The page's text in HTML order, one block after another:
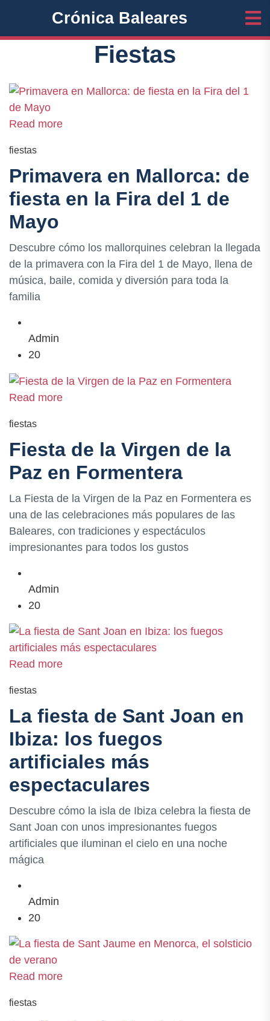
Crónica Baleares
Fiestas
Read more
fiestas
Primavera en Mallorca: de
fiesta en la Fira del 1 de
Mayo
Descubre cómo los mallorquines celebran la llegada
de la primavera con la Fira del 1 de Mayo, llena de
música, baile, comida y diversión para toda la
familia
Admin
20
Read more
fiestas
Fiesta de la Virgen de la
Paz en Formentera
La Fiesta de la Virgen de la Paz en Formentera es
una de las celebraciones más populares de las
Baleares, con tradiciones y espectáculos
impresionantes para todos los gustos
Admin
20
Read more
fiestas
La fiesta de Sant Joan en
Ibiza: los fuegos
artificiales más
espectaculares
Descubre cómo la isla de Ibiza celebra la fiesta de
Sant Joan con unos impresionantes fuegos
artificiales que iluminan el cielo en una noche
mágica
Admin
20
Read more
fiestas